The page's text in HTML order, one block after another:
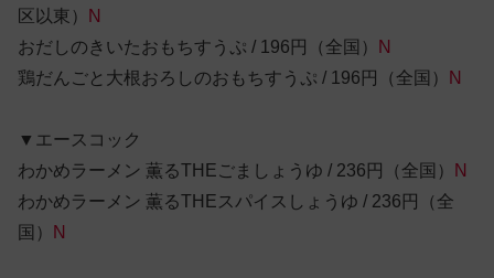
区以東）
N
おだしのきいたおもちすうぷ / 196円（全国）
N
鶏だんごと大根おろしのおもちすうぷ / 196円（全国）
N
▼エースコック
わかめラーメン 薫るTHEごましょうゆ / 236円（全国）
N
わかめラーメン 薫るTHEスパイスしょうゆ / 236円（全
国）
N